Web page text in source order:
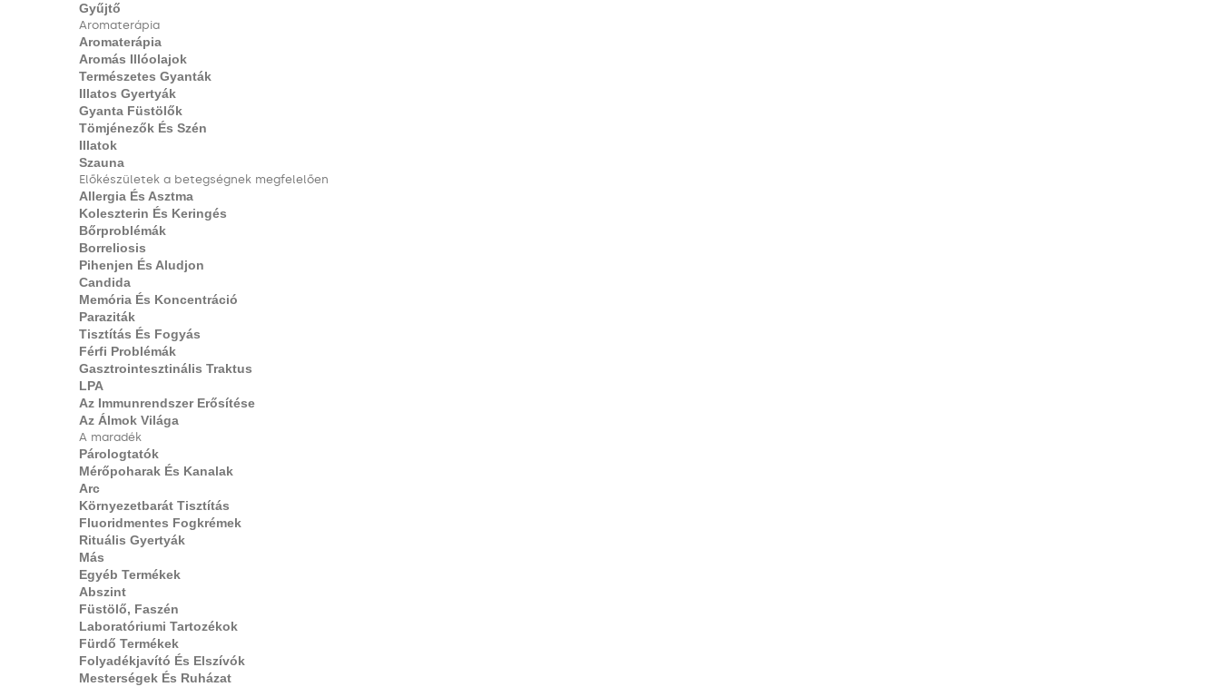
Gyűjtő
Aromaterápia
Aromaterápia
Aromás Illóolajok
Természetes Gyanták
Illatos Gyertyák
Gyanta Füstölők
Tömjénezők És Szén
Illatok
Szauna
Előkészületek a betegségnek megfelelően
Allergia És Asztma
Koleszterin És Keringés
Bőrproblémák
Borreliosis
Pihenjen És Aludjon
Candida
Memória És Koncentráció
Paraziták
Tisztítás És Fogyás
Férfi Problémák
Gasztrointesztinális Traktus
LPA
Az Immunrendszer Erősítése
Az Álmok Világa
A maradék
Párologtatók
Mérőpoharak És Kanalak
Arc
Környezetbarát Tisztítás
Fluoridmentes Fogkrémek
Rituális Gyertyák
Más
Egyéb Termékek
Abszint
Füstölő, Faszén
Laboratóriumi Tartozékok
Fürdő Termékek
Folyadékjavító És Elszívók
Mesterségek És Ruházat